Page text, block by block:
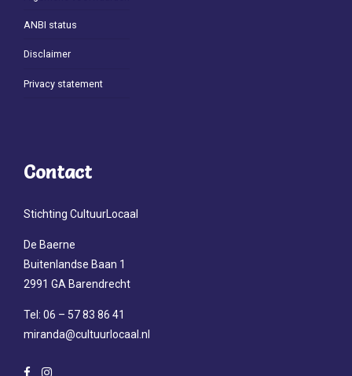
ANBI status
Disclaimer
Privacy statement
Contact
Stichting CultuurLocaal
De Baerne
Buitenlandse Baan 1
2991 GA Barendrecht
Tel: 06 – 57 83 86 41
miranda@cultuurlocaal.nl